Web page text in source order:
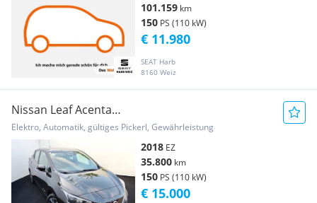
101.159 km
150 PS (110 kW)
SEAT Harb
8160 Weiz
€ 11.980
Nissan Leaf Acenta
//1.BESITZ//WÄRMEPUMPE//CCS-Laden//
Elektro, Automatik, gültiges Pickerl, Gewährleistung
2018 EZ
35.800 km
150 PS (110 kW)
€ 15.000